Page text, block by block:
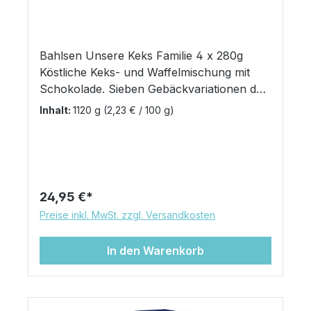
Bahlsen Unsere Keks Familie 4 x 280g
Köstliche Keks- und Waffelmischung mit
Schokolade. Sieben Gebäckvariationen der
drei beliebten Marken Leibniz, Bahlsen und
Waffelröllchen mit edelherber Schokolade
Ohne Gleichen - Knusprige Waffel mit
Haselnuss-Nougatcreme und
Vollmilchschokolade Minis Choko - Mini
Butterkeks mit leckerer
Vollmilchschokolade PICK UP! Mini - der
Miniformat Kunterbunt - Knusprige Kekse
Inhalt: 1120 g (2,23 € / 100 g)
Regulärer Preis:
24,95 €
Preise inkl. MwSt. zzgl. Versandkosten
In den Warenkorb